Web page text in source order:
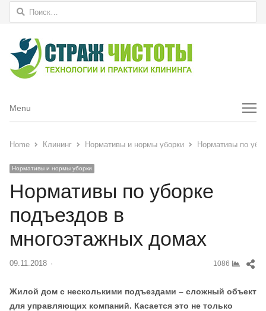
Найти:
Menu
Menu
Home Клининг Нормативы и нормы уборки Нормативы по
Нормативы и нормы уборки
Нормативы по уборке
подъездов в
многоэтажных домах
09.11.2018 1086
Жилой дом с несколькими подъездами – сложный объект
для управляющих компаний. Касается это не только